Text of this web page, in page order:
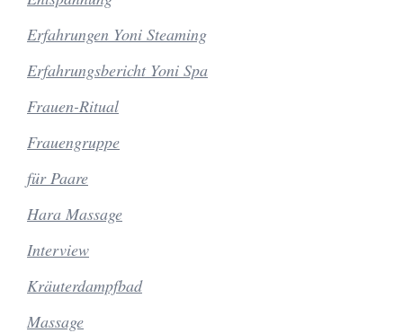
Erfahrungen Yoni Steaming
Erfahrungsbericht Yoni Spa
Frauen-Ritual
Frauengruppe
für Paare
Hara Massage
Interview
Kräuterdampfbad
Massage